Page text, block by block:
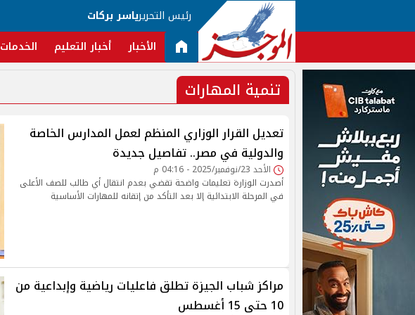
رئيس التحريرياسر بركات
الأخبار أخبار التعليم الخدمات
تنمية المهارات
تعديل القرار الوزاري المنظم لعمل المدارس الخاصة
والدولية في مصر.. تفاصيل جديدة
الأحد 23/نوفمبر/2025 - 04:16 م
أصدرت الوزارة تعليمات واضحة تقضي بعدم انتقال أي طالب للصف الأعلى
في المرحلة الابتدائية إلا بعد التأكد من إتقانه للمهارات الأساسية
مراكز شباب الجيزة تطلق فاعليات رياضية وإبداعية من
10 حتى 15 أغسطس